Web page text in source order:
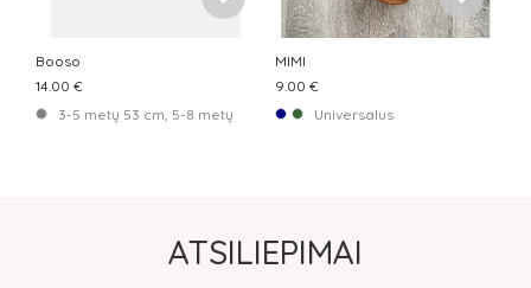
Booso
14.00 €
3-5 metų 53 cm, 5-8 metų 54 cm, 8-12 metų 56 cm
MIMI
9.00 €
Universalus
ATSILIEPIMAI